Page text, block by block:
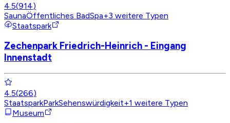
4.5(914)
SaunaÖffentliches BadSpa+3 weitere Typen
Staatspark
Zechenpark Friedrich-Heinrich - Eingang
Innenstadt
4.5(266)
StaatsparkParkSehenswürdigkeit+1 weitere Typen
Museum